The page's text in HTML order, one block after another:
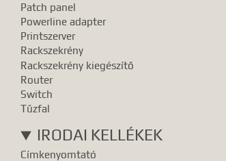
Patch panel
Powerline adapter
Printszerver
Rackszekrény
Rackszekrény kiegészítő
Router
Switch
Tűzfal
IRODAI KELLÉKEK
Címkenyomtató